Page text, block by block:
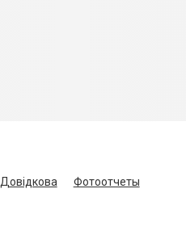
Довідкова
Фотоотчеты